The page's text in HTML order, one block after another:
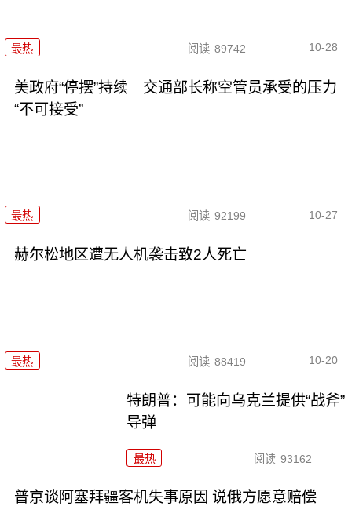
最热 阅读 89742 10-28
美政府“停摆”持续 交通部长称空管员承受的压力
“不可接受”
最热 阅读 92199 10-27
赫尔松地区遭无人机袭击致2人死亡
最热 阅读 88419 10-20
特朗普：可能向乌克兰提供“战斧”
导弹
最热 阅读 93162
普京谈阿塞拜疆客机失事原因 说俄方愿意赔偿